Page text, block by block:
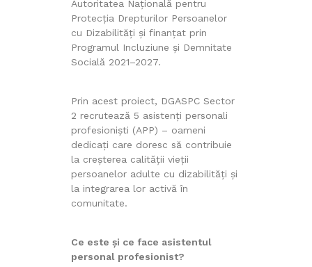
Autoritatea Națională pentru
Protecția Drepturilor Persoanelor
cu Dizabilități și finanțat prin
Programul Incluziune și Demnitate
Socială 2021–2027.
Prin acest proiect, DGASPC Sector
2 recrutează 5 asistenți personali
profesioniști (APP) – oameni
dedicați care doresc să contribuie
la creșterea calității vieții
persoanelor adulte cu dizabilități și
la integrarea lor activă în
comunitate.
Ce este și ce face asistentul
personal profesionist?